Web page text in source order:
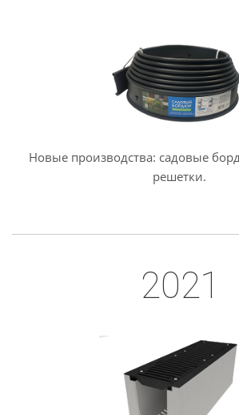
Новые производства: садовые
решетки.
2021